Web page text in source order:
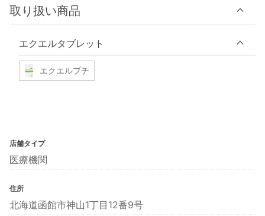
取り扱い商品
エクエルタブレット
エクエルプチ
店舗タイプ
医療機関
住所
北海道函館市神山1丁目12番9号